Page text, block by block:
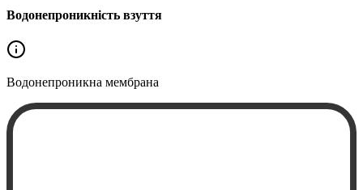
Водонепроникність взуття
Водонепроникна мембрана